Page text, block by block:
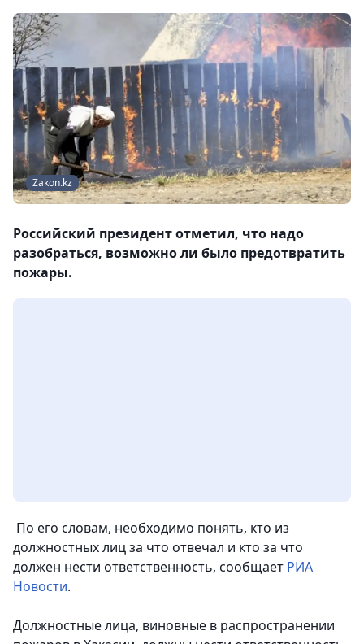
Zakon.kz
Российский президент отметил, что надо
разобраться, возможно ли было предотвратить
пожары.
По его словам, необходимо понять, кто из
должностных лиц за что отвечал и кто за что
должен нести ответственность, сообщает РИА
Новости.
Должностные лица, виновные в распространении